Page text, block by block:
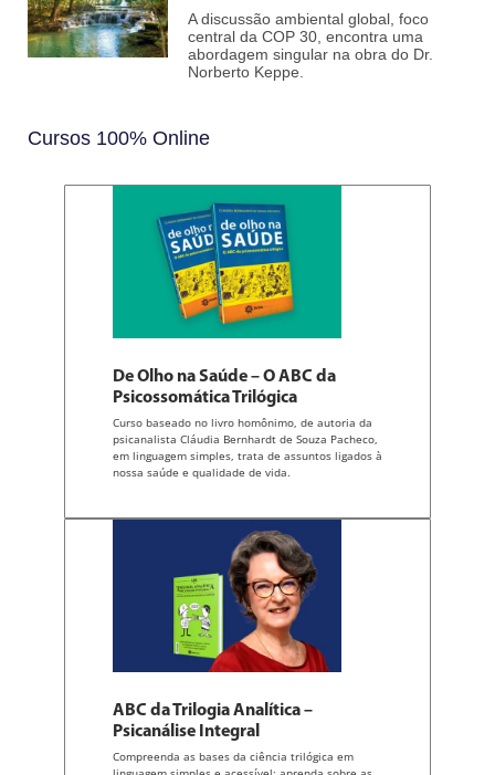
A discussão ambiental global, foco
central da COP 30, encontra uma
abordagem singular na obra do Dr.
Norberto Keppe.
Cursos 100% Online
De Olho na Saúde – O ABC da
Psicossomática Trilógica
Curso baseado no livro homônimo, de autoria da
psicanalista Cláudia Bernhardt de Souza Pacheco,
em linguagem simples, trata de assuntos ligados à
nossa saúde e qualidade de vida.
ABC da Trilogia Analítica –
Psicanálise Integral
Compreenda as bases da ciência trilógica em